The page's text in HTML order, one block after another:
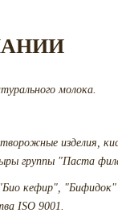
молока.
изделия,
группы "Паста
кефир", "Бифидок"
ISO 9001.